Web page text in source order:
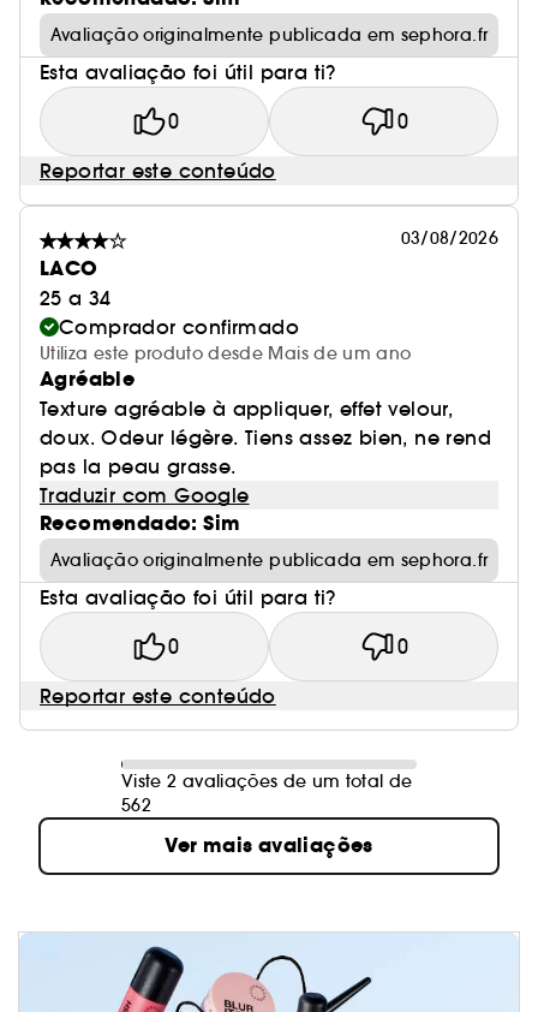
Avaliação originalmente publicada em sephora.fr
Esta avaliação foi útil para ti?
0 0
Reportar este conteúdo
03/08/2026
LACO
25 a 34
Comprador confirmado
Utiliza este produto desde Mais de um ano
Agréable
Texture agréable à appliquer, effet velour,
doux. Odeur légère. Tiens assez bien, ne rend
pas la peau grasse.
Traduzir com Google
Recomendado: Sim
Avaliação originalmente publicada em sephora.fr
Esta avaliação foi útil para ti?
0 0
Reportar este conteúdo
Viste 2 avaliações de um total de
562
Ver mais avaliações